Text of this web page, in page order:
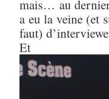
mais… au
a eu la veine (et
faut)